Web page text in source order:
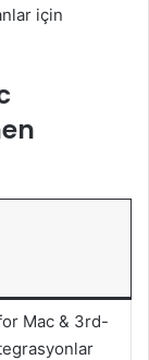
için
Mac & 3rd-